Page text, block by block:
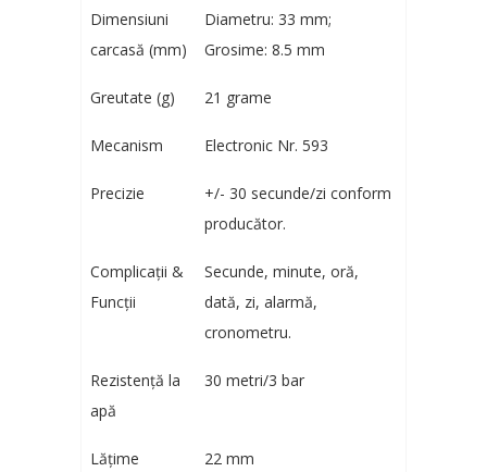
Dimensiuni
carcasă (mm)
Diametru: 33 mm;
Grosime: 8.5 mm
Greutate (g) 21 grame
Mecanism Electronic Nr. 593
Precizie
+/- 30 secunde/zi conform
producător.
Complicații &
Funcții
Secunde, minute, oră,
dată, zi, alarmă,
cronometru.
Rezistență la
apă
30 metri/3 bar
Lățime
22 mm